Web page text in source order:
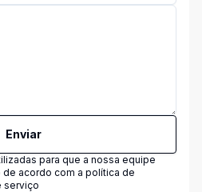
Enviar
para que a nossa equipe
acordo com a política de
serviço